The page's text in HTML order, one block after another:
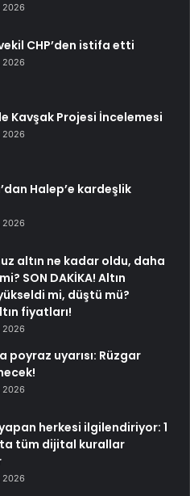
2026
CHP’den istifa etti
2026
Kavşak Projesi İncelemesi
2026
Halep’e kardeşlik
2026
altın ne kadar oldu, daha
SON DAKİKA! Altın
mi, düştü mü?
fiyatları!
2026
poyraz uyarısı: Rüzgar
2026
herkesi ilgilendiriyor: 1
tüm dijital kurallar
2026